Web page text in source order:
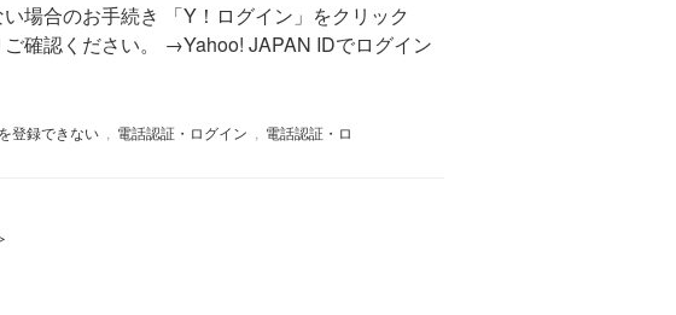
場合のお手続き 「Y！ログイン」をクリック
確認ください。 →Yahoo! JAPAN IDでログイン
登録できない 電話認証・ログイン
電話認証・ロ